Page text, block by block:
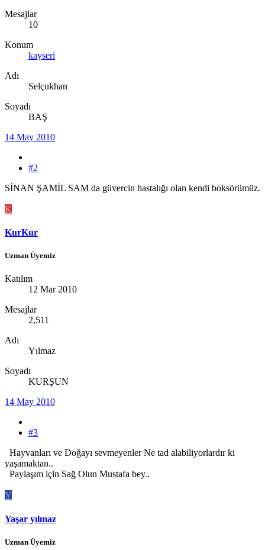
Mesajlar
10
Konum
kayseri
Adı
Selçukhan
Soyadı
BAŞ
14 May 2010
#2
SİNAN ŞAMİL SAM da güvercin hastalığı olan kendi boksörümüz.
K
KurKur
Uzman Üyemiz
Katılım
12 Mar 2010
Mesajlar
2,511
Adı
Yılmaz
Soyadı
KURŞUN
14 May 2010
#3
Hayvanları ve Doğayı sevmeyenler Ne tad alabiliyorlardır ki
yaşamaktan..
Paylaşım için Sağ Olun Mustafa bey..
Y
Yaşar yılmaz
Uzman Üyemiz